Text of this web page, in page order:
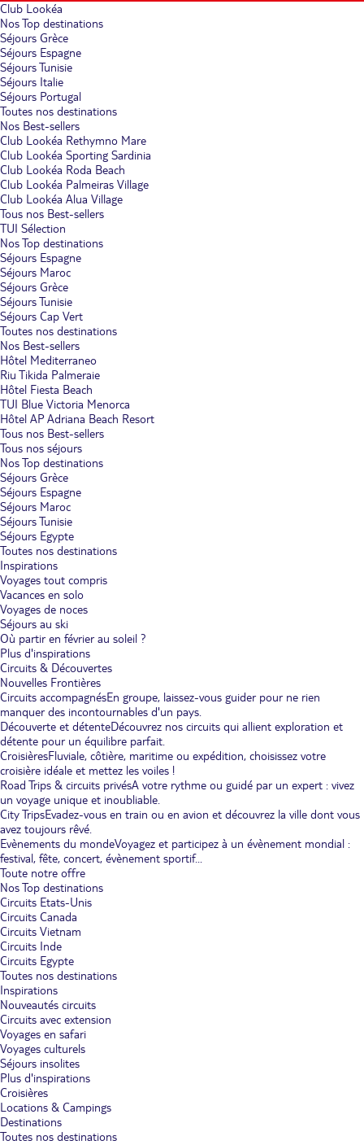
Club Lookéa
Nos Top destinations
Séjours Grèce
Séjours Espagne
Séjours Tunisie
Séjours Italie
Séjours Portugal
Toutes nos destinations
Nos Best-sellers
Club Lookéa Rethymno Mare
Club Lookéa Sporting Sardinia
Club Lookéa Roda Beach
Club Lookéa Palmeiras Village
Club Lookéa Alua Village
Tous nos Best-sellers
TUI Sélection
Nos Top destinations
Séjours Espagne
Séjours Maroc
Séjours Grèce
Séjours Tunisie
Séjours Cap Vert
Toutes nos destinations
Nos Best-sellers
Hôtel Mediterraneo
Riu Tikida Palmeraie
Hôtel Fiesta Beach
TUI Blue Victoria Menorca
Hôtel AP Adriana Beach Resort
Tous nos Best-sellers
Tous nos séjours
Nos Top destinations
Séjours Grèce
Séjours Espagne
Séjours Maroc
Séjours Tunisie
Séjours Egypte
Toutes nos destinations
Inspirations
Voyages tout compris
Vacances en solo
Voyages de noces
Séjours au ski
Où partir en février au soleil ?
Plus d'inspirations
Circuits & Découvertes
Nouvelles Frontières
Circuits accompagnésEn groupe, laissez-vous guider pour ne rien
manquer des incontournables d'un pays.
Découverte et détenteDécouvrez nos circuits qui allient exploration et
détente pour un équilibre parfait.
CroisièresFluviale, côtière, maritime ou expédition, choisissez votre
croisière idéale et mettez les voiles !
Road Trips & circuits privésA votre rythme ou guidé par un expert : vivez
un voyage unique et inoubliable.
City TripsEvadez-vous en train ou en avion et découvrez la ville dont vous
avez toujours rêvé.
Evènements du mondeVoyagez et participez à un évènement mondial :
festival, fête, concert, évènement sportif...
Toute notre offre
Nos Top destinations
Circuits Etats-Unis
Circuits Canada
Circuits Vietnam
Circuits Inde
Circuits Egypte
Toutes nos destinations
Inspirations
Nouveautés circuits
Circuits avec extension
Voyages en safari
Voyages culturels
Séjours insolites
Plus d'inspirations
Croisières
Locations & Campings
Destinations
Toutes nos destinations